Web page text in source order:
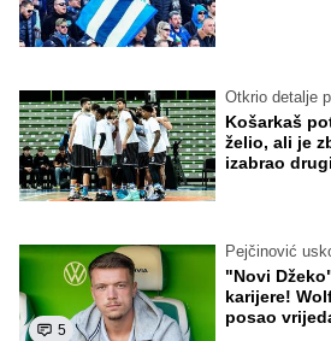
Otkrio detalje
Košarkaš
želio, ali je
izabrao
5
Pejčinović
"Novi
karijere!
posao